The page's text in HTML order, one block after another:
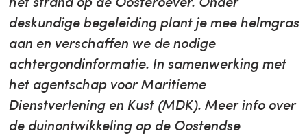
het strand op de Oosteroever. Onder
deskundige begeleiding plant je mee helmgras
aan en verschaffen we de nodige
achtergondinformatie. In samenwerking met
het agentschap voor Maritieme
Dienstverlening en Kust (MDK). Meer info over
de duinontwikkeling op de Oostendse